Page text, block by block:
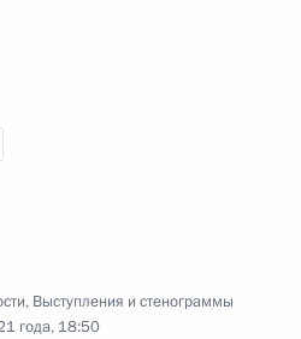
, Выступления и стенограммы
года, 18:50